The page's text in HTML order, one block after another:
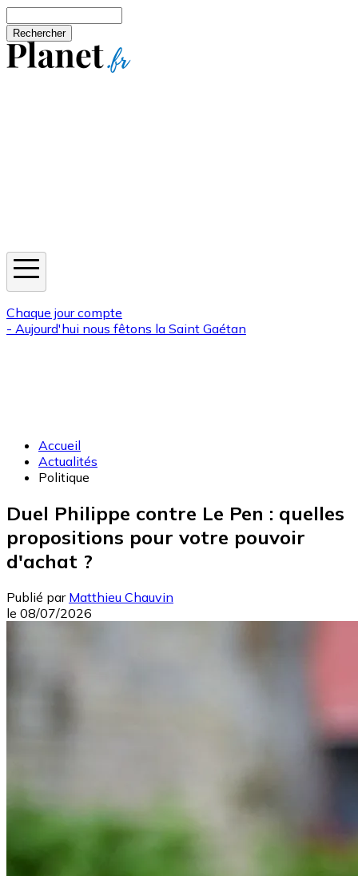
Chaque jour compte
- Aujourd'hui nous fêtons la Saint Gaétan
Accueil
Actualités
Politique
Duel Philippe contre Le Pen : quelles
propositions pour votre pouvoir
d'achat ?
Publié par Matthieu Chauvin
le 08/07/2026